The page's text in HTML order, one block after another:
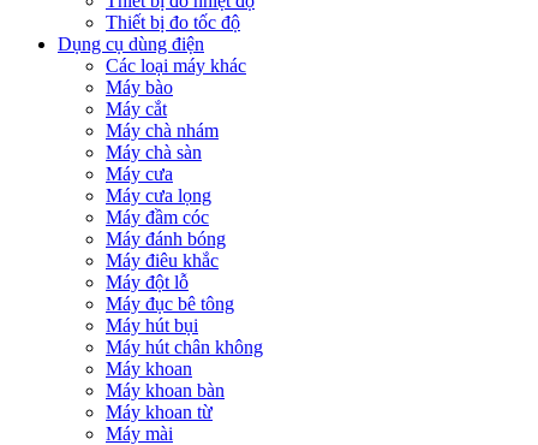
Thiết bị đo tốc độ
Dụng cụ dùng điện
Các loại máy khác
Máy bào
Máy cắt
Máy chà nhám
Máy chà sàn
Máy cưa
Máy cưa lọng
Máy đầm cóc
Máy đánh bóng
Máy điêu khắc
Máy đột lỗ
Máy đục bê tông
Máy hút bụi
Máy hút chân không
Máy khoan
Máy khoan bàn
Máy khoan từ
Máy mài